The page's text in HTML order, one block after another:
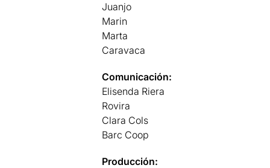
Juanjo
Marin
Marta
Caravaca
Comunicación:
Elisenda Riera
Rovira
Clara Cols
Barc Coop
Producción: